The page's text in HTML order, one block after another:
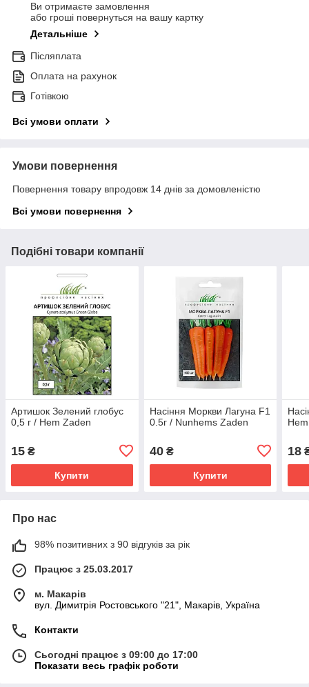
Ви отримаєте замовлення
або гроші повернуться на вашу картку
Детальніше
Післяплата
Оплата на рахунок
Готівкою
Всі умови оплати
Умови повернення
Повернення товару впродовж 14 днів за домовленістю
Всі умови повернення
Подібні товари компанії
Артишок Зелений глобус
0,5 г / Hem Zaden
15 ₴
Купити
Насіння Моркви Лагуна F1
0.5г / Nunhems Zaden
40₴
Купити
18
Про нас
98% позитивних з 90 відгуків за рік
Працює з 25.03.2017
м. Макарів
вул. Димитрія Ростовського "21", Макарів, Україна
Контакти
Сьогодні працює з 09:00 до 17:00
Показати весь графік роботи